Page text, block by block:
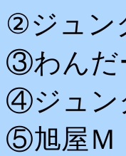
②ジュン
③わんだ
④ジュン
⑤旭屋Ｍ